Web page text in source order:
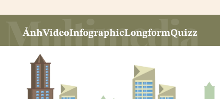
ẢnhVideoInfographicLongformQuizz